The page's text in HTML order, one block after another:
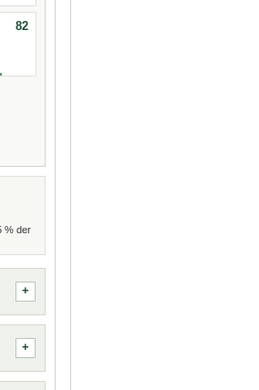
82
% der